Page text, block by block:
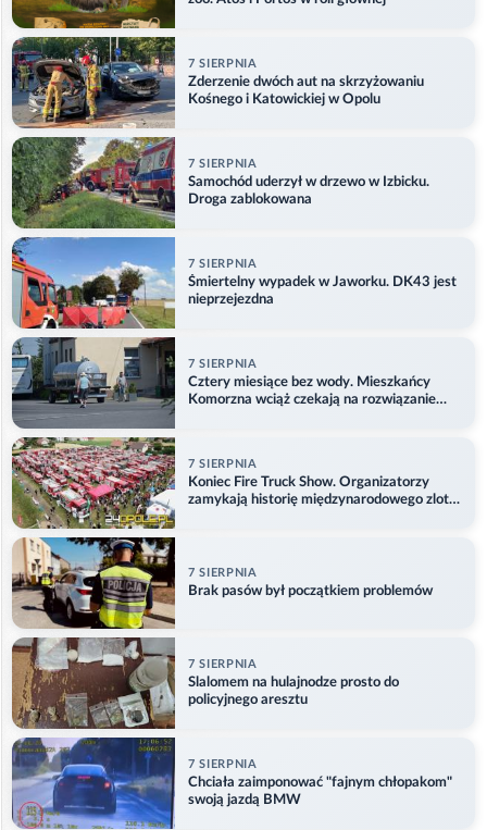
7 SIERPNIA
Zderzenie dwóch aut na skrzyżowaniu
Kośnego i Katowickiej w Opolu
7 SIERPNIA
Samochód uderzył w drzewo w Izbicku.
Droga zablokowana
7 SIERPNIA
Śmiertelny wypadek w Jaworku. DK43 jest
nieprzejezdna
7 SIERPNIA
Cztery miesiące bez wody. Mieszkańcy
Komorzna wciąż czekają na rozwiązanie
7 SIERPNIA
Koniec Fire Truck Show. Organizatorzy
zamykają historię międzynarodowego zlotu
7 SIERPNIA
Brak pasów był początkiem problemów
7 SIERPNIA
Slalomem na hulajnodze prosto do
policyjnego aresztu
7 SIERPNIA
Chciała zaimponować "fajnym chłopakom"
swoją jazdą BMW